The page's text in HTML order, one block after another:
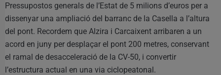
Pressupostos generals de l’Estat de 5 milions d’euros per a
dissenyar una ampliació del barranc de la Casella a l’altura
del pont. Recordem que Alzira i Carcaixent arribaren a un
acord en juny per desplaçar el pont 200 metres, conservant
el ramal de desacceleració de la CV-50, i convertir
l’estructura actual en una via ciclopeatonal.